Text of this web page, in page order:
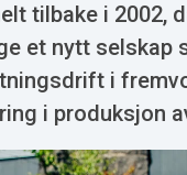
tilbake i 2002,
et nytt selskap
i
i produksjon